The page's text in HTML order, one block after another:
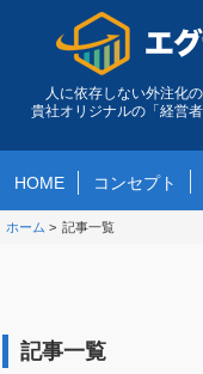
人に依存しない外注化
貴社オリジナルの「経営
HOME コンセプト
ホーム > 記事一覧
記事一覧